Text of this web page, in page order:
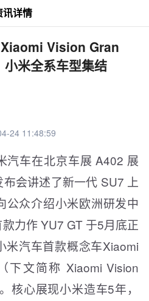
讯详情
Vision Gran
米全系车型集结
24 11:48:59
汽车在北京车展 A402 展
会讲述了新一代 SU7 上
公众介绍小米欧洲研发中
力作 YU7 GT 于5月底正
米汽车首款概念车Xiaomi
下文简称 Xiaomi Vision
核心展现小米造车5年，